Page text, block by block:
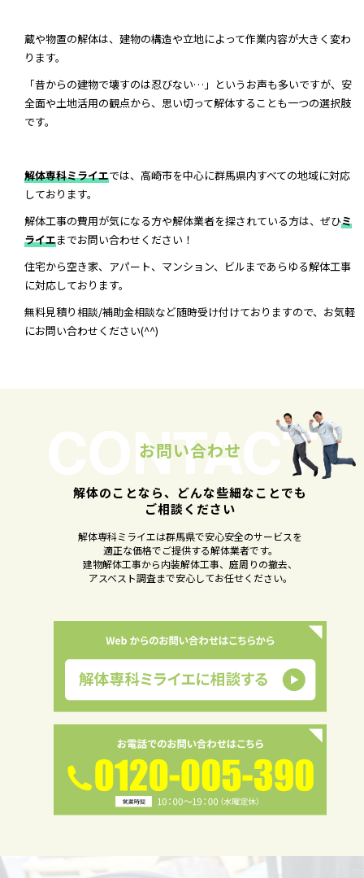
蔵や物置の解体は、建物の構造や立地によって作業内容が大きく変わ
ります。
「昔からの建物で壊すのは忍びない…」というお声も多いですが、安
全面や土地活用の観点から、思い切って解体することも一つの選択肢
です。
解体専科ミライエでは、高崎市を中心に群馬県内すべての地域に対応
しております。
解体工事の費用が気になる方や解体業者を探されている方は、ぜひミ
ライエまでお問い合わせください！
住宅から空き家、アパート、マンション、ビルまであらゆる解体工事
に対応しております。
無料見積り相談/補助金相談など随時受け付けておりますので、お気軽
にお問い合わせください(^^)
お問い合わせ
解体のことなら、どんな些細なことでも
ご相談ください
解体専科ミライエは群馬県で安心安全のサービスを
適正な価格でご提供する解体業者です。
建物解体工事から内装解体工事、庭周りの撤去、
アスベスト調査まで安心してお任せください。